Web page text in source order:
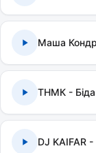
Маша
ТНМК - Біда
DJ KAIFAR